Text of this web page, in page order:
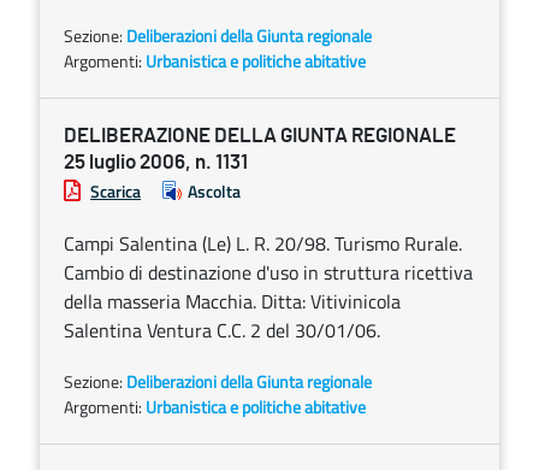
Sezione: Deliberazioni della Giunta regionale
Argomenti: Urbanistica e politiche abitative
DELIBERAZIONE DELLA GIUNTA REGIONALE
25 luglio 2006, n. 1131
Scarica Ascolta
Campi Salentina (Le) L. R. 20/98. Turismo Rurale.
Cambio di destinazione d'uso in struttura ricettiva
della masseria Macchia. Ditta: Vitivinicola
Salentina Ventura C.C. 2 del 30/01/06.
Sezione: Deliberazioni della Giunta regionale
Argomenti: Urbanistica e politiche abitative